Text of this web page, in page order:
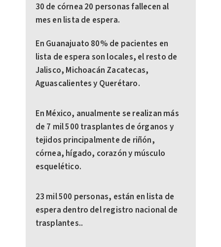
30 de córnea 20 personas fallecen al
mes en lista de espera.
En Guanajuato 80% de pacientes en
lista de espera son locales, el resto de
Jalisco, Michoacán Zacatecas,
Aguascalientes y Querétaro.
En México, anualmente se realizan más
de 7 mil 500 trasplantes de órganos y
tejidos principalmente de riñón,
córnea, hígado, corazón y músculo
esquelético.
23 mil 500 personas, están en lista de
espera dentro del registro nacional de
trasplantes..